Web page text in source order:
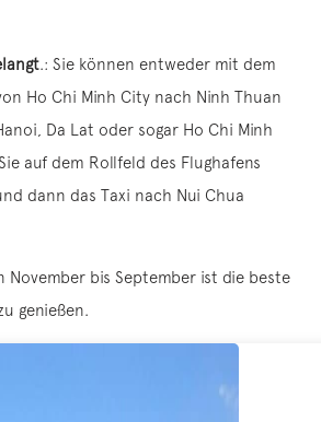
.: Sie können entweder mit dem
Ho Chi Minh City nach Ninh Thuan
Da Lat oder sogar Ho Chi Minh
auf dem Rollfeld des Flughafens
dann das Taxi nach Nui Chua
November bis September ist die beste
genießen.